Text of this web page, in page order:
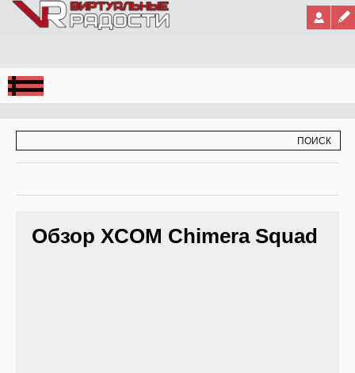
Jump to Navigation
Обзор XCOM Chimera Squad